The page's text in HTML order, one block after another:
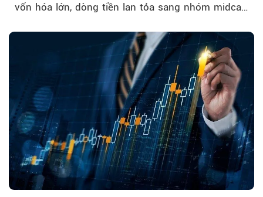
vốn hóa lớn, dòng tiền lan tỏa sang nhóm midcap